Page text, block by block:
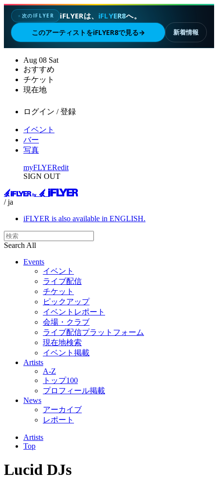
✦次のIFLYER iFLYERは、 iFLYER8へ。
このアーティストをiFLYER8で見る→ 新着情報
Aug 08 Sat
おすすめ
チケット
現在地
ログイン / 登録
イベント
バー
写真
myFLYERedit
SIGN OUT
/ ja
iFLYER is also available in ENGLISH.
Search All
Events
イベント
ライブ配信
チケット
ピックアップ
イベントレポート
会場・クラブ
ライブ配信プラットフォーム
現在地検索
イベント掲載
Artists
A-Z
トップ100
プロフィール掲載
News
アーカイブ
レポート
Artists
Top
Lucid DJs